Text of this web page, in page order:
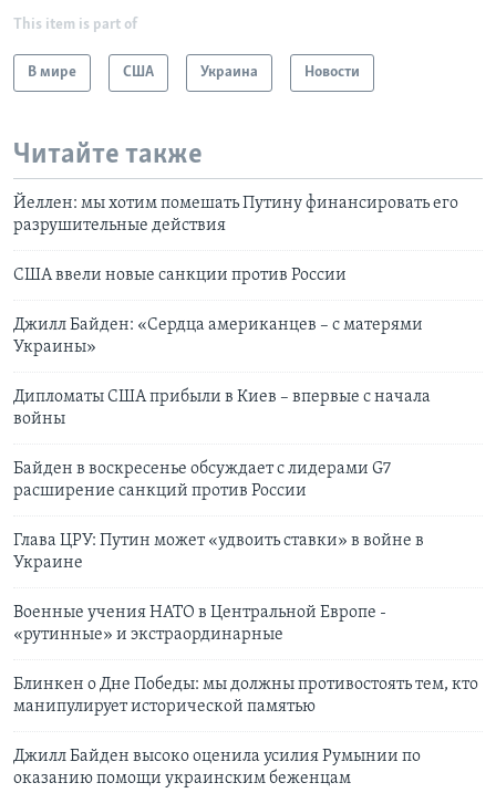
This item is part of
В мире США Украина Новости
Читайте также
Йеллен: мы хотим помешать Путину финансировать его
разрушительные действия
США ввели новые санкции против России
Джилл Байден: «Сердца американцев – с матерями
Украины»
Дипломаты США прибыли в Киев – впервые с начала
войны
Байден в воскресенье обсуждает с лидерами G7
расширение санкций против России
Глава ЦРУ: Путин может «удвоить ставки» в войне в
Украине
Военные учения НАТО в Центральной Европе -
«рутинные» и экстраординарные
Блинкен о Дне Победы: мы должны противостоять тем, кто
манипулирует исторической памятью
Джилл Байден высоко оценила усилия Румынии по
оказанию помощи украинским беженцам